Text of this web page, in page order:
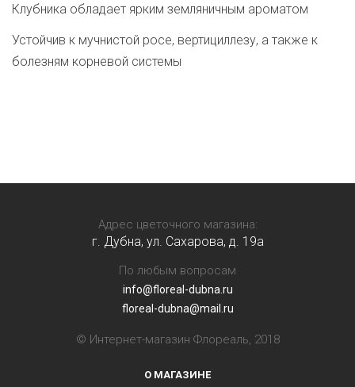
Клубника обладает ярким земляничным ароматом
Устойчив к мучнистой росе, вертициллезу, а также к
болезням корневой системы
Адрес цветочного магазина:
г. Дубна, ул. Сахарова, д. 19a
По любым вопросам
info@floreal-dubna.ru
floreal-dubna@mail.ru
© Интернет-магазин Флореаль, 2018
О МАГАЗИНЕ